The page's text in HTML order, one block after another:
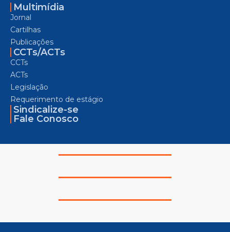
Multimídia
Jornal
Cartilhas
Publicações
CCTs/ACTs
CCTs
ACTs
Legislação
Requerimento de estágio
Sindicalize-se
Fale Conosco